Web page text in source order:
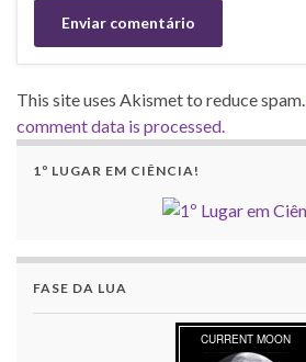
This site uses Akismet to reduce spam.
comment data is processed.
1º LUGAR EM CIÊNCIA!
FASE DA LUA